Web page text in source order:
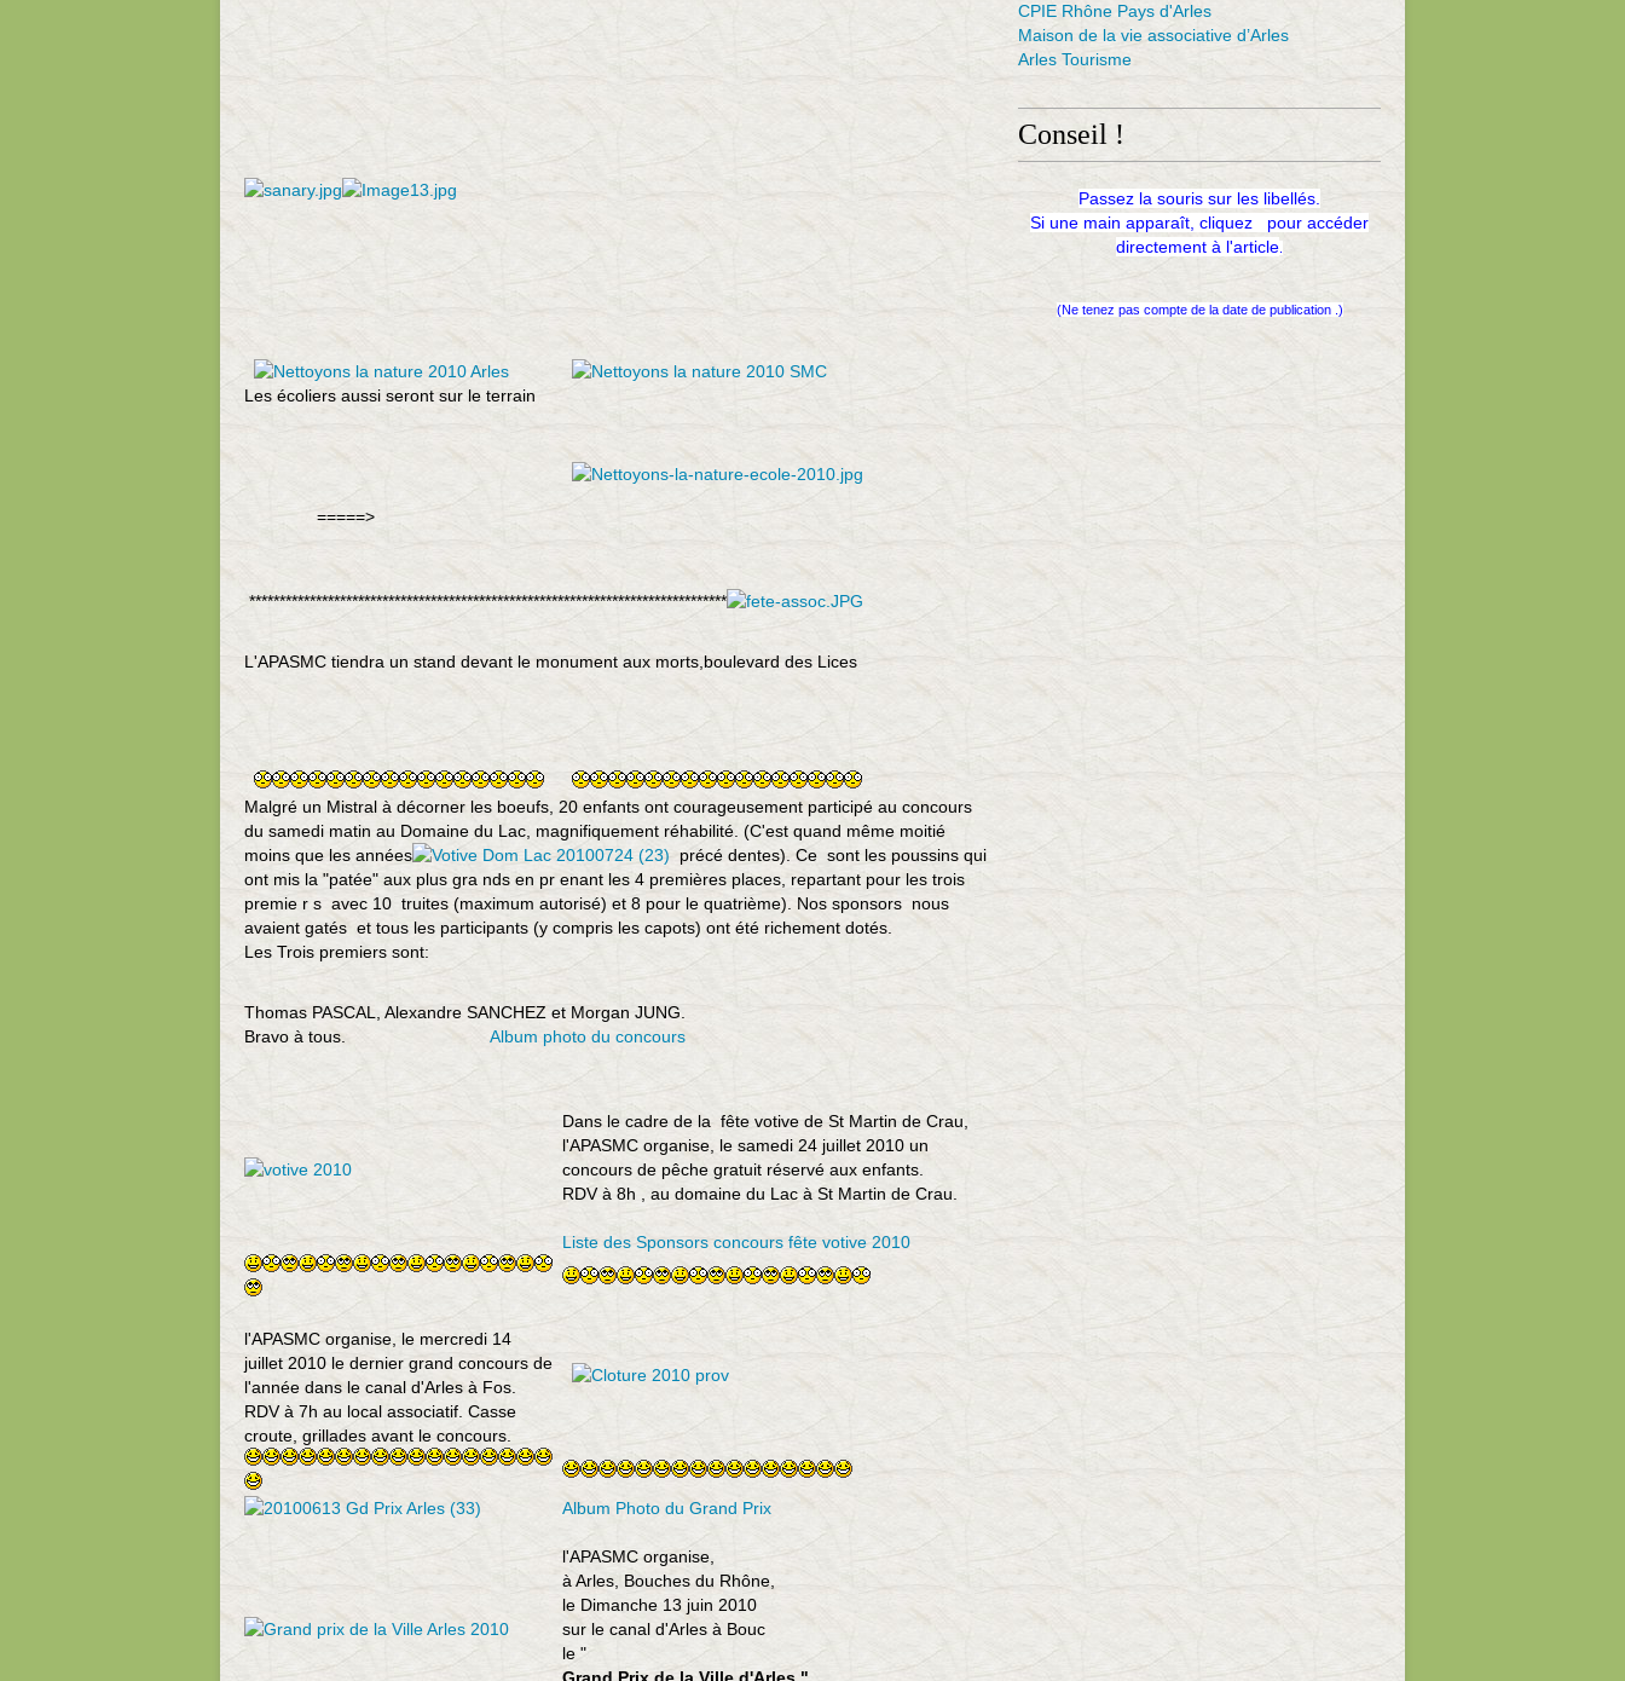
Les écoliers aussi seront sur le terrain
=====>
*******************************************************************************
L'APASMC tiendra un stand devant le monument aux morts,boulevard des Lices
Malgré un Mistral à décorner les boeufs, 20 enfants ont courageusement participé au concours
du samedi matin au Domaine du Lac, magnifiquement réhabilité. (C'est quand même moitié
moins que les années
précé dentes). Ce sont les poussins qui
ont mis la "patée" aux plus gra nds en pr enant les 4 premières places, repartant pour les trois
premie r s avec 10 truites (maximum autorisé) et 8 pour le quatrième). Nos sponsors nous
avaient gatés et tous les participants (y compris les capots) ont été richement dotés.
Les Trois premiers sont:
Thomas PASCAL, Alexandre SANCHEZ et Morgan JUNG.
Bravo à tous. Album photo du concours
Dans le cadre de la fête votive de St Martin de Crau,
l'APASMC organise, le samedi 24 juillet 2010 un
concours de pêche gratuit réservé aux enfants.
RDV à 8h , au domaine du Lac à St Martin de Crau.
Liste des Sponsors concours fête votive 2010
l'APASMC organise, le mercredi 14
juillet 2010 le dernier grand concours de
l'année dans le canal d'Arles à Fos.
RDV à 7h au local associatif. Casse
croute, grillades avant le concours.
Album Photo du Grand Prix
l'APASMC organise,
à Arles, Bouches du Rhône,
le Dimanche 13 juin 2010
sur le canal d'Arles à Bouc
le "
CPIE Rhône Pays d'Arles
Maison de la vie associative d’Arles
Arles Tourisme
Conseil !
Passez la souris sur les libellés.
Si une main apparaît, cliquez pour accéder
directement à l'article
(Ne tenez pas compte de la date de publication .)